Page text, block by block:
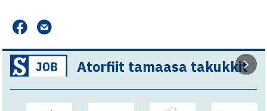
Atorfiit tamaasa takukkit